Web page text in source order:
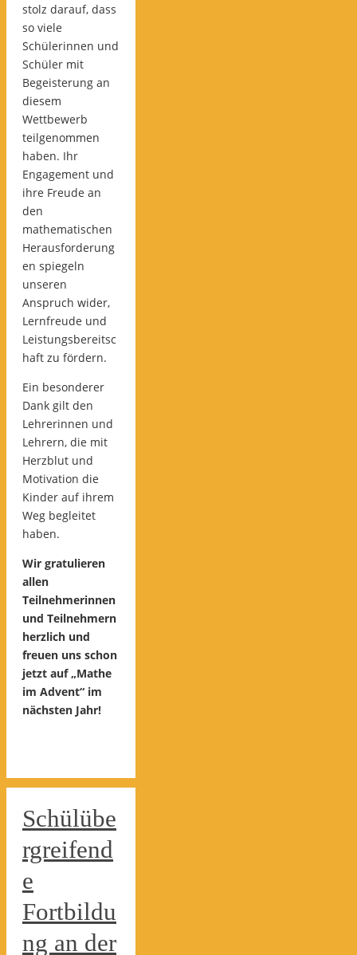
stolz darauf, dass
so viele
Schülerinnen und
Schüler mit
Begeisterung an
diesem
Wettbewerb
teilgenommen
haben. Ihr
Engagement und
ihre Freude an
den
mathematischen
Herausforderung
en spiegeln
unseren
Anspruch wider,
Lernfreude und
Leistungsbereitsc
haft zu fördern.
Ein besonderer
Dank gilt den
Lehrerinnen und
Lehrern, die mit
Herzblut und
Motivation die
Kinder auf ihrem
Weg begleitet
haben.
Wir gratulieren
allen
Teilnehmerinnen
und Teilnehmern
herzlich und
freuen uns schon
jetzt auf „Mathe
im Advent“ im
nächsten Jahr!
Schülübe
rgreifend
e
Fortbildu
ng an der